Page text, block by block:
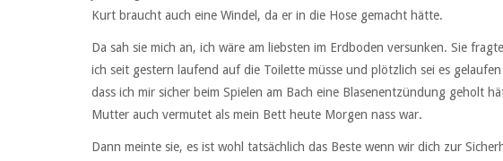
Kurt braucht auch eine Windel, da er in die Hose gemacht hätte.
Da sah sie mich an, ich wäre am liebsten im Erdboden versunken. Sie
ich seit gestern laufend auf die Toilette müsse und plötzlich sei es
dass ich mir sicher beim Spielen am Bach eine Blasenentzündung geholt
Mutter auch vermutet als mein Bett heute Morgen nass war.
Dann meinte sie, es ist wohl tatsächlich das Beste wenn wir dich zur